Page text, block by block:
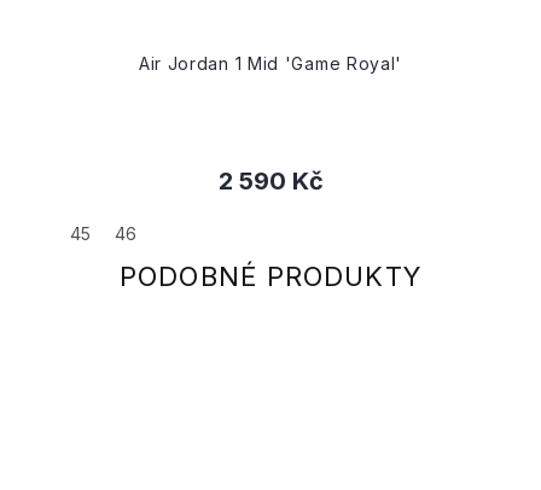
Air Jordan 1 Mid 'Game Royal'
2 590 Kč
45 46